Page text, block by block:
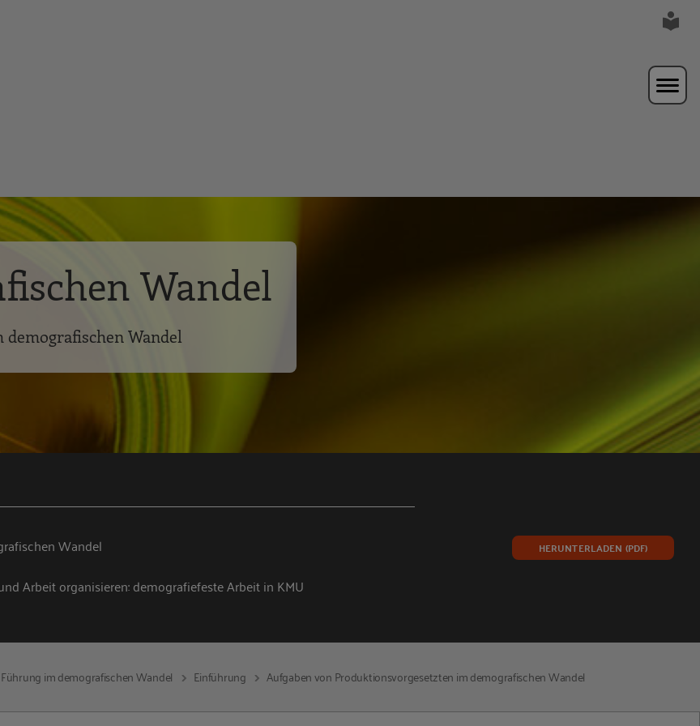
Wandel
Wandel
Wandel
Arbeit organisieren: demografiefeste Arbeit in KMU
HERUNTERLADEN (PDF)
Führung im demografischen Wandel Einführung Aufgaben von Produktionsvorgesetzten im demografischen Wandel